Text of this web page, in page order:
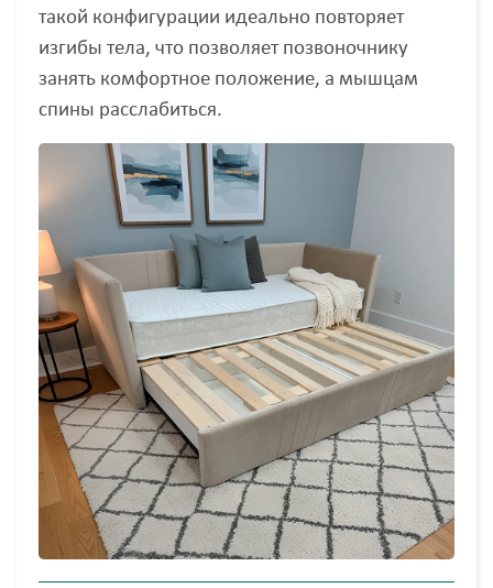
такой конфигурации идеально повторяет
изгибы тела, что позволяет позвоночнику
занять комфортное положение, а мышцам
спины расслабиться.